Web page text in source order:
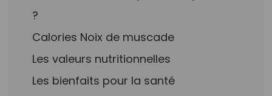
?
Calories Noix de muscade
Les valeurs nutritionnelles
Les bienfaits pour la santé